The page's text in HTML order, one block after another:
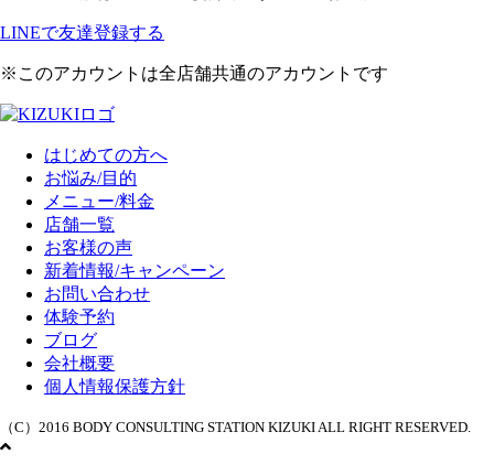
LINEで友達登録する
※このアカウントは全店舗共通のアカウントです
はじめての方へ
お悩み/目的
メニュー/料金
店舗一覧
お客様の声
新着情報/キャンペーン
お問い合わせ
体験予約
ブログ
会社概要
個人情報保護方針
（C）2016 BODY CONSULTING STATION KIZUKI ALL RIGHT RESERVED.